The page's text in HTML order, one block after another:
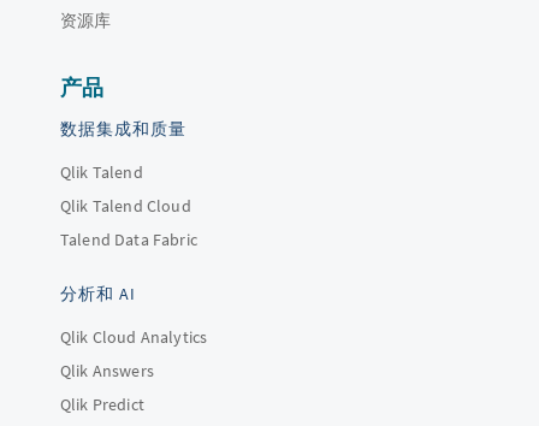
资源库
产品
数据集成和质量
Qlik Talend
Qlik Talend Cloud
Talend Data Fabric
分析和 AI
Qlik Cloud Analytics
Qlik Answers
Qlik Predict